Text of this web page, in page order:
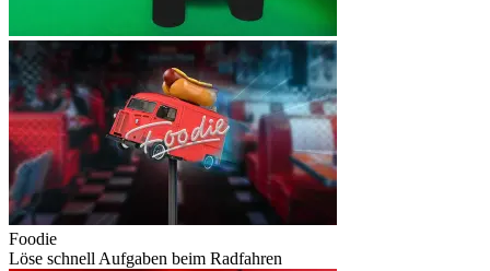
Foodie
Löse schnell Aufgaben beim Radfahren